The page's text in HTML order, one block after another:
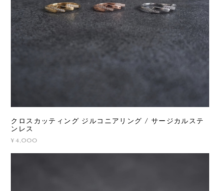
クロスカッティング ジルコニアリング / サージカルステ
ンレス
¥4,000